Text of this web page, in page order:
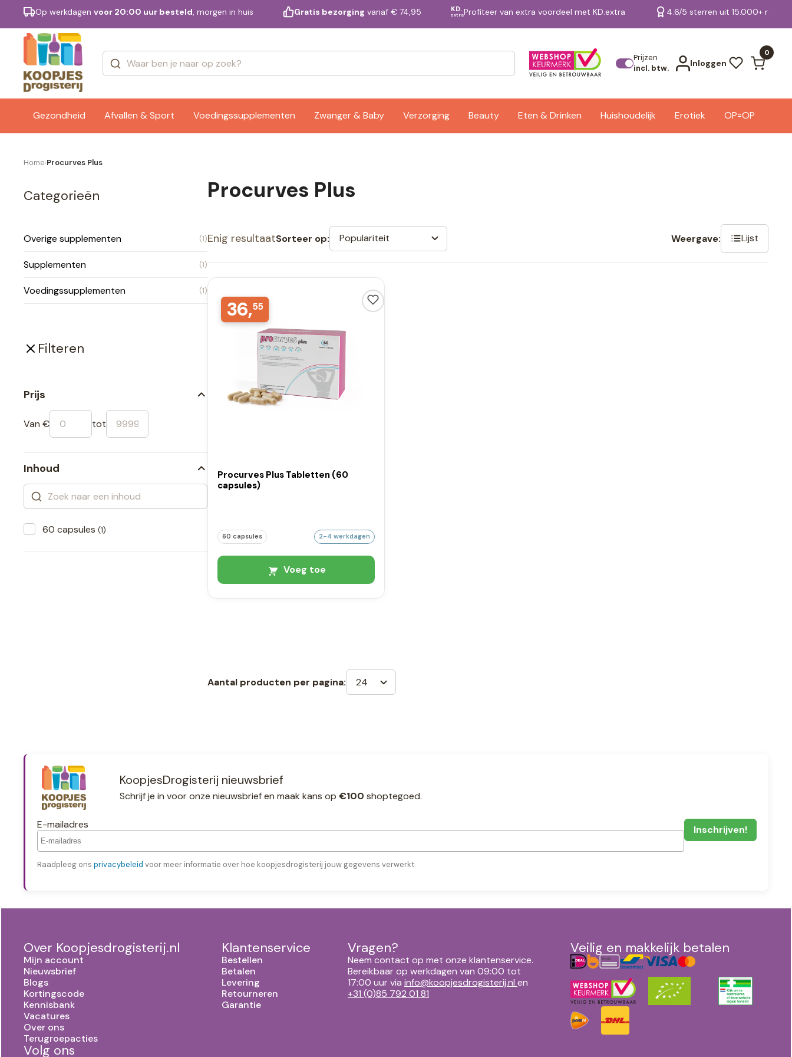
Op werkdagen voor 20:00 uur besteld, morgen in huis Gratis bezorging vanaf € 74,95 KD.
extraProfiteer van extra voordeel met KD.extra 4.6/5 sterren uit 15.000+
Prijzen
incl. btw.
Inloggen
0
Gezondheid Afvallen & Sport Voedingssupplementen Zwanger & Baby Verzorging Beauty Eten & Drinken Huishoudelijk Erotiek OP=OP
Merken Bekijk alle resultaten
Home›Procurves Plus
Categorieën
Overige supplementen (1)
Supplementen (1)
Voedingssupplementen (1)
Filteren
Prijs
Van € tot
Inhoud
60 capsules (1)
Procurves Plus
Enig resultaatSorteer op: Populariteit Weergave: Lijst
36,55
Procurves Plus Tabletten (60
capsules)
60 capsules 2-4 werkdagen
Voeg toe
Aantal producten per pagina: 24
KoopjesDrogisterij nieuwsbrief
Schrijf je in voor onze nieuwsbrief en maak kans op €100 shoptegoed.
E-mailadres
Raadpleeg ons privacybeleid voor meer informatie over hoe koopjesdrogisterij jouw gegevens verwerkt.
Over Koopjesdrogisterij.nl
Mijn account
Nieuwsbrief
Blogs
Kortingscode
Kennisbank
Vacatures
Over ons
Terugroepacties
Volg ons
Klantenservice
Bestellen
Betalen
Levering
Retourneren
Garantie
Vragen?
Neem contact op met onze klantenservice.
Bereikbaar op werkdagen van 09:00 tot
17:00 uur via info@koopjesdrogisterij.nl en
+31 (0)85 792 01 81
Veilig en makkelijk betalen